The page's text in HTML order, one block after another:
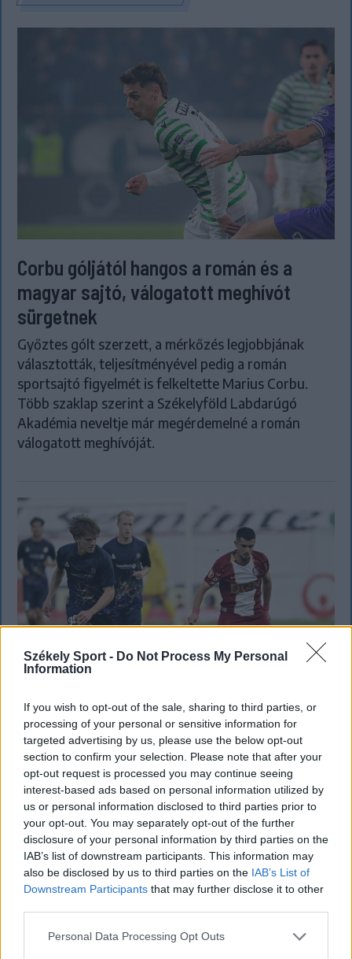
Székely Sport - Do Not Process My Personal
Information
If you wish to opt-out of the sale, sharing to third parties, or
processing of your personal or sensitive information for
targeted advertising by us, please use the below opt-out
section to confirm your selection. Please note that after your
opt-out request is processed you may continue seeing
interest-based ads based on personal information utilized by
us or personal information disclosed to third parties prior to
your opt-out. You may separately opt-out of the further
disclosure of your personal information by third parties on the
IAB’s list of downstream participants. This information may
also be disclosed by us to third parties on the IAB’s List of
Downstream Participants that may further disclose it to other
Personal Data Processing Opt Outs
Corbu góljától hangos a román és a
magyar sajtó, válogatott meghívót
sürgetnek
Győztes gólt szerzett, a mérkőzés legjobbjának
választották, teljesítményével pedig a román
sportsajtó figyelmét is felkeltette Marius Corbu.
Több szaklap szerint a Székelyföld Labdarúgó
Akadémia neveltje már megérdemelné a román
válogatott meghívóját.
Nagy pofonba szaladt belé a Kolozsvári
CFR, kikapott a Győr és a Loki is
Súlyos vereséget szenvedett hazai pályán a
Kolozsvári CFR a Konferencia Liga selejtezőjének
harmadik fordulójában. A magyar színeket képviselő
Győr és a Debrecen is hátrányból várja a
visszavágót.